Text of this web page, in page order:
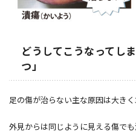
どうしてこうなってし
つ」
足の傷が治らない主な原因は大きく
外見からは同じように見える傷で